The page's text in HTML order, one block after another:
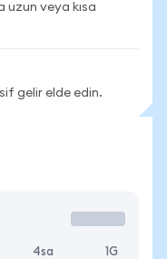
veya kısa
gelir elde edin.
4sa 1G